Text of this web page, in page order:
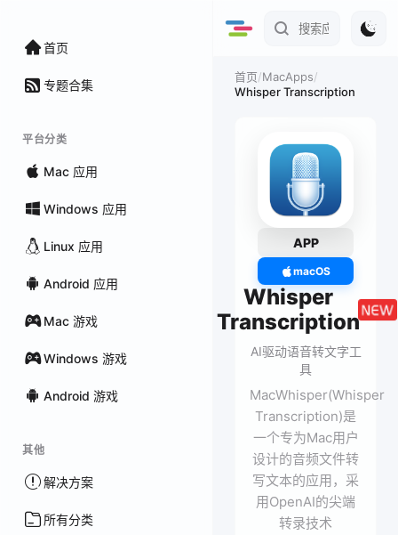
首页
专题合集
平台分类
Mac 应用
Windows 应用
Linux 应用
Android 应用
Mac 游戏
Windows 游戏
Android 游戏
其他
解决方案
所有分类
首页/MacApps/
Whisper Transcription
APP
macOS
Whisper
Transcription
AI驱动语音转文字工
具
MacWhisper(Whisper
Transcription)是
一个专为Mac用户
设计的音频文件转
写文本的应用，采
用OpenAI的尖端
转录技术